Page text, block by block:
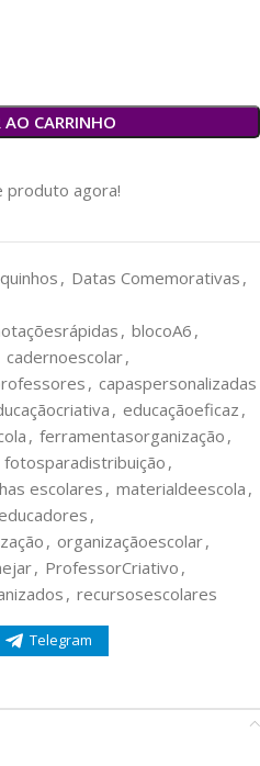
CARRINHO
produto agora!
, Datas Comemorativas ,
, blocoA6 ,
cadernoescolar,
, capaspersonalizadas
, educaçãoeficaz ,
, ferramentasorganização ,
fotosparadistribuição ,
escolares , materialdeescola ,
,
, organizaçãoescolar,
, ProfessorCriativo ,
, recursosescolares
Telegram